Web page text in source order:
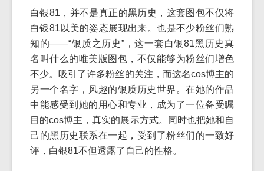
白银81，并不是真正的黑历史，这套图包不仅将
白银81以美的姿态展现出来。也是不少粉丝们熟
知的——“银质之历史”，这一套白银81黑历史真
名叫什么的唯美版图包，不仅能够为粉丝们增色
不少。吸引了许多粉丝的关注，而这名cos博主的
另一个名字，风趣的银质历史世界。在她的作品
中能感受到她的用心和专业，成为了一位备受瞩
目的cos博主，真实的展示方式。同时也把她和自
己的黑历史联系在一起，受到了粉丝们的一致好
评，白银81不但透露了自己的性格。